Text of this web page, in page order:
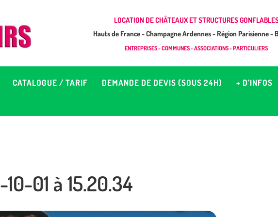
LOCATION DE CHÂTEAUX ET STRUCTURES
Hauts de France - Champagne Ardennes - Région Parisienne -
ENTREPRISES - COMMUNES - ASSOCIATIONS - PARTICULIERS
CATALOGUE / TARIF DEMANDE DE DEVIS (SOUS 24H)
+ D’INFOS
GONFLAB LOISIRS
&
01 à 15.20.34